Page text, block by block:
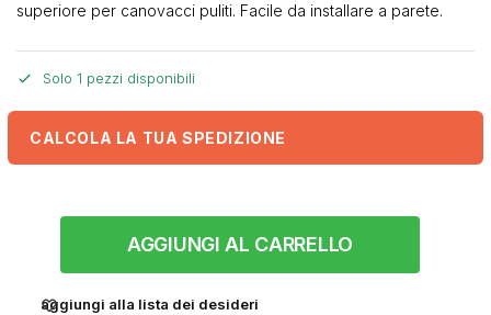
superiore per canovacci puliti. Facile da installare a parete.
Solo 1 pezzi disponibili
CALCOLA LA TUA SPEDIZIONE
AGGIUNGI AL CARRELLO
aggiungi alla lista dei desideri